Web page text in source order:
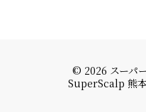
© 2026 スーパ
SuperScalp 熊